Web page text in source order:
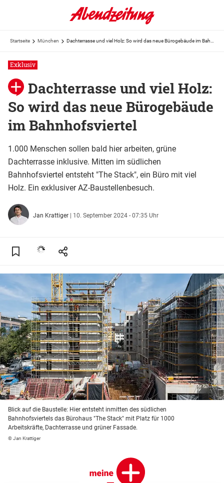
Startseite München
Exklusiv
Dachterrasse und viel Holz:
So wird das neue Bürogebäude
im Bahnhofsviertel
1.000 Menschen sollen bald hier arbeiten, grüne
Dachterrasse inklusive. Mitten im südlichen
Bahnhofsviertel entsteht "The Stack", ein Büro mit viel
Holz. Ein exklusiver AZ-Baustellenbesuch.
Jan Krattiger | 10. September 2024 - 07:35 Uhr
Blick auf die Baustelle: Hier entsteht inmitten des südlichen
Bahnhofsviertels das Bürohaus "The Stack" mit Platz für 1000
Arbeitskräfte, Dachterrasse und grüner Fassade.
© Jan Krattiger